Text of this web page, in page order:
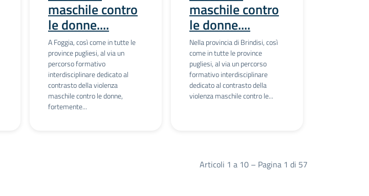
maschile contro
le donne....
A Foggia, così come in tutte le
province pugliesi, al via un
percorso formativo
interdisciplinare dedicato al
contrasto della violenza
maschile contro le donne,
fortemente...
maschile contro
le donne....
Nella provincia di Brindisi, così
come in tutte le province
pugliesi, al via un percorso
formativo interdisciplinare
dedicato al contrasto della
violenza maschile contro le...
Articoli 1 a 10 – Pagina 1 di 57